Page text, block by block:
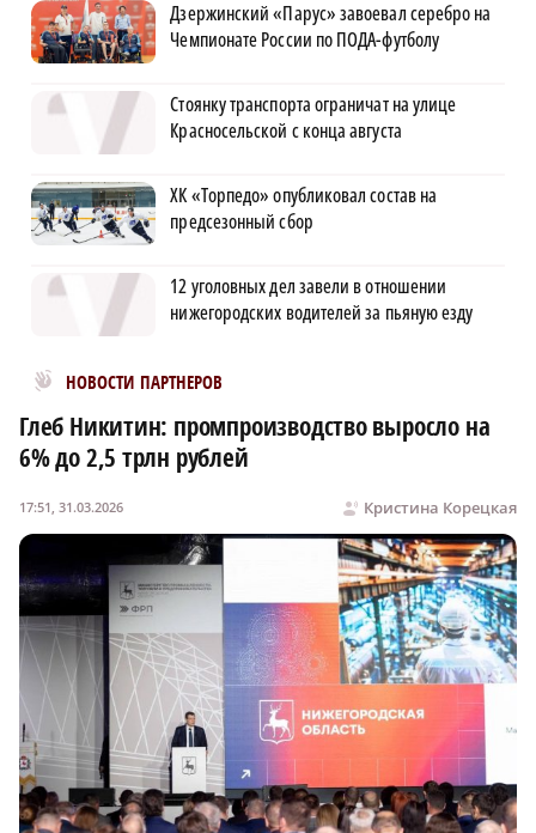
Дзержинский «Парус» завоевал серебро на
Чемпионате России по ПОДА-футболу
Стоянку транспорта ограничат на улице
Красносельской с конца августа
ХК «Торпедо» опубликовал состав на
предсезонный сбор
12 уголовных дел завели в отношении
нижегородских водителей за пьяную езду
НОВОСТИ ПАРТНЕРОВ
Новости МирТесен
Глеб Никитин: промпроизводство выросло на
6% до 2,5 трлн рублей
Кристина Корецкая
17:51, 31.03.2026